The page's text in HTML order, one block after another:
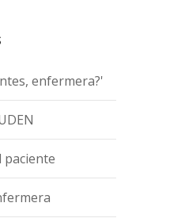
enfermera?'
paciente